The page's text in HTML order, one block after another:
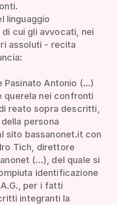
linguaggio
cui gli avvocati, nei
assoluti - recita
Pasinato Antonio (...)
querela nei confronti
reato sopra descritti,
persona
sito bassanonet.it con
Tich, direttore
(...), del quale si
identificazione
per i fatti
integranti la